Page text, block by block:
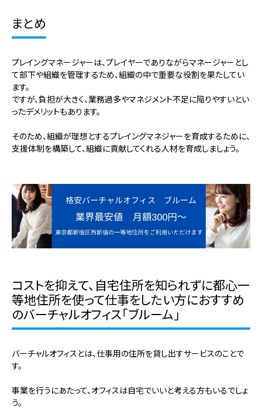
まとめ
プレイングマネージャーは、プレイヤーでありながらマネージャーとし
て部下や組織を管理するため、組織の中で重要な役割を果たしてい
ます。
ですが、負担が大きく、業務過多やマネジメント不足に陥りやすいとい
ったデメリットもあります。
そのため、組織が理想とするプレイングマネジャーを育成するために、
支援体制を構築して、組織に貢献してくれる人材を育成しましょう。
コストを抑えて、自宅住所を知られずに都心一
等地住所を使って仕事をしたい方におすすめ
のバーチャルオフィス「ブルーム」
バーチャルオフィスとは、仕事用の住所を貸し出すサービスのことで
す。
事業を行うにあたって、オフィスは自宅でいいと考える方もいるでしょ
う。